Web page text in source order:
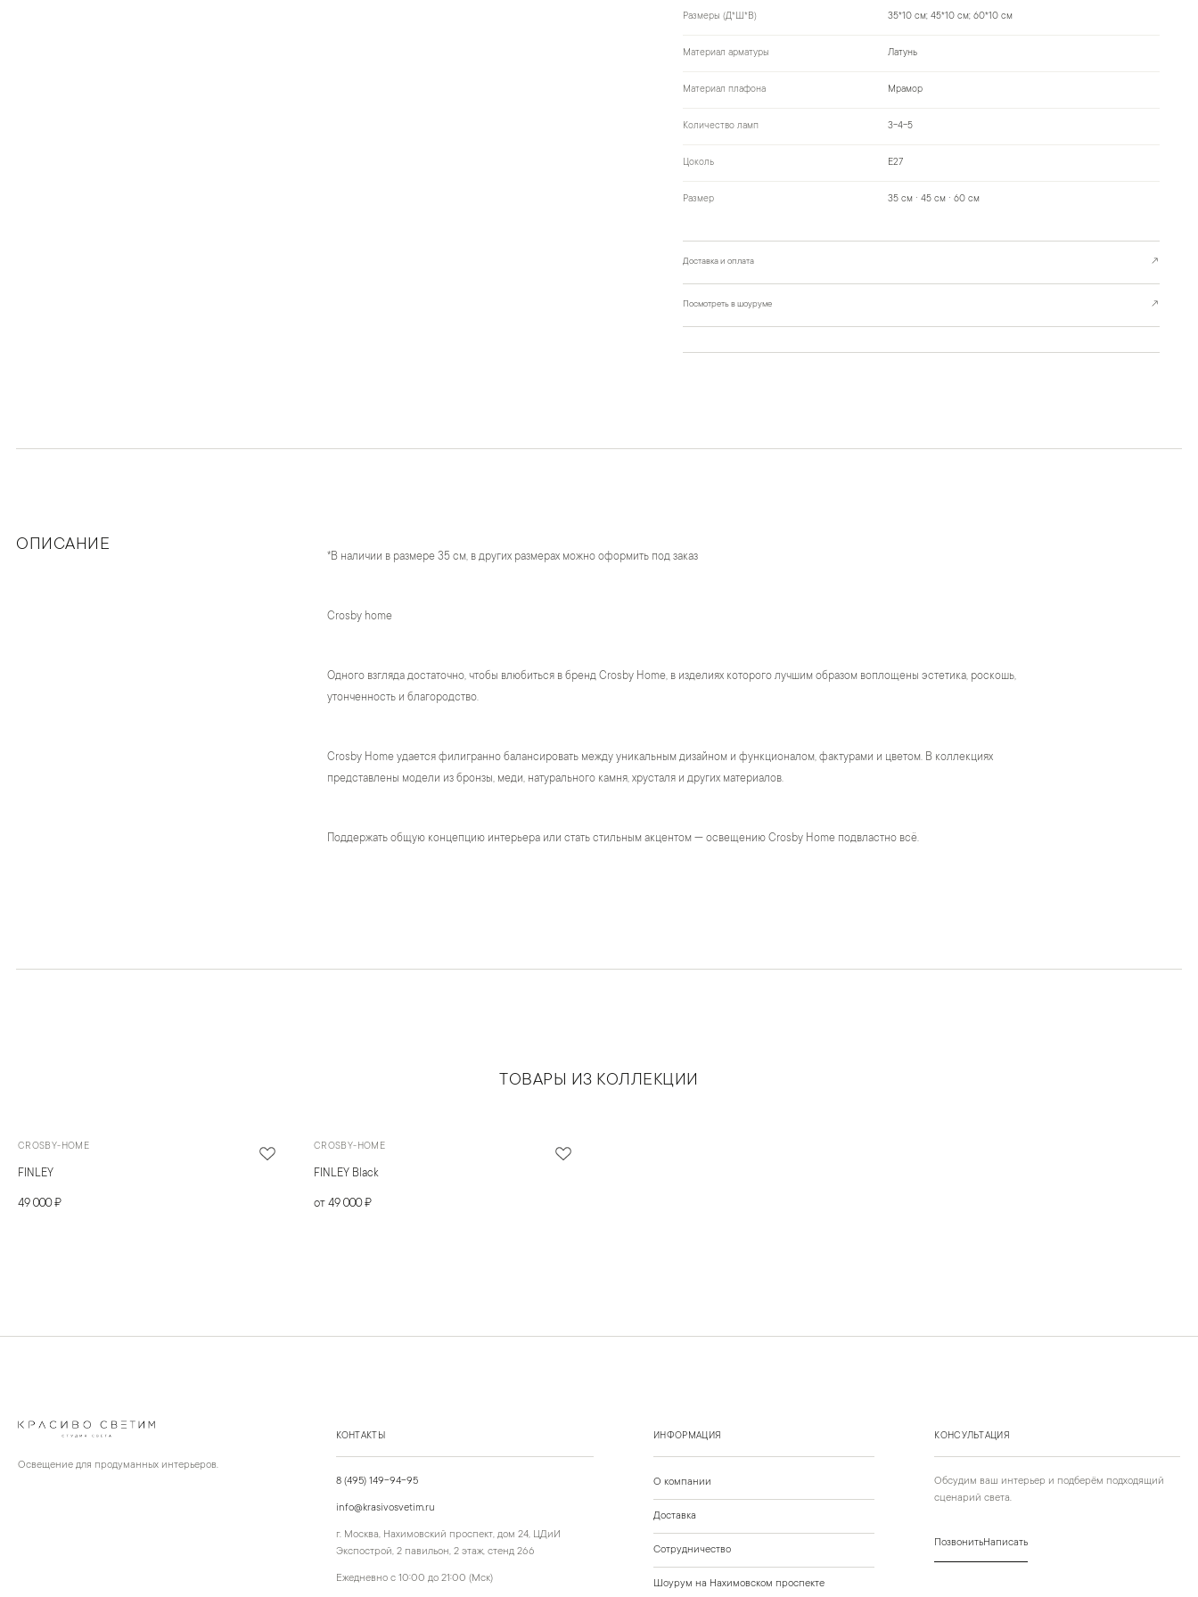
Размеры (Д*Ш*В) 35*10 см; 45*10 см; 60*10 см
Материал арматуры Латунь
Материал плафона Мрамор
Количество ламп 3-4-5
Цоколь Е27
Размер 35 см · 45 см · 60 см
Доставка и оплата ↗
Посмотреть в шоуруме ↗
ОПИСАНИЕ
*В наличии в размере 35 см, в других размерах можно оформить под заказ
Crosby home
Одного взгляда достаточно, чтобы влюбиться в бренд Crosby Home, в изделиях которого лучшим образом воплощены эстетика, роскошь,
утонченность и благородство.
Crosby Home удается филигранно балансировать между уникальным дизайном и функционалом, фактурами и цветом. В коллекциях
представлены модели из бронзы, меди, натурального камня, хрусталя и других материалов.
Поддержать общую концепцию интерьера или стать стильным акцентом — освещению Crosby Home подвластно всё.
ТОВАРЫ ИЗ КОЛЛЕКЦИИ
CROSBY-HOME
FINLEY
49 000 ₽
CROSBY-HOME
FINLEY Black
от 49 000 ₽
Освещение для продуманных интерьеров.
КОНТАКТЫ
8 (495) 149-94-95
info@krasivosvetim.ru
г. Москва, Нахимовский проспект, дом 24, ЦДиИ
Экспострой, 2 павильон, 2 этаж, стенд 266
Ежедневно с 10:00 до 21:00 (Мск)
КОНСУЛЬТАЦИЯ
Обсудим ваш интерьер и подберём подходящий
сценарий света.
ПозвонитьНаписать
ИНФОРМАЦИЯ
О компании
Доставка
Сотрудничество
Шоурум на Нахимовском проспекте